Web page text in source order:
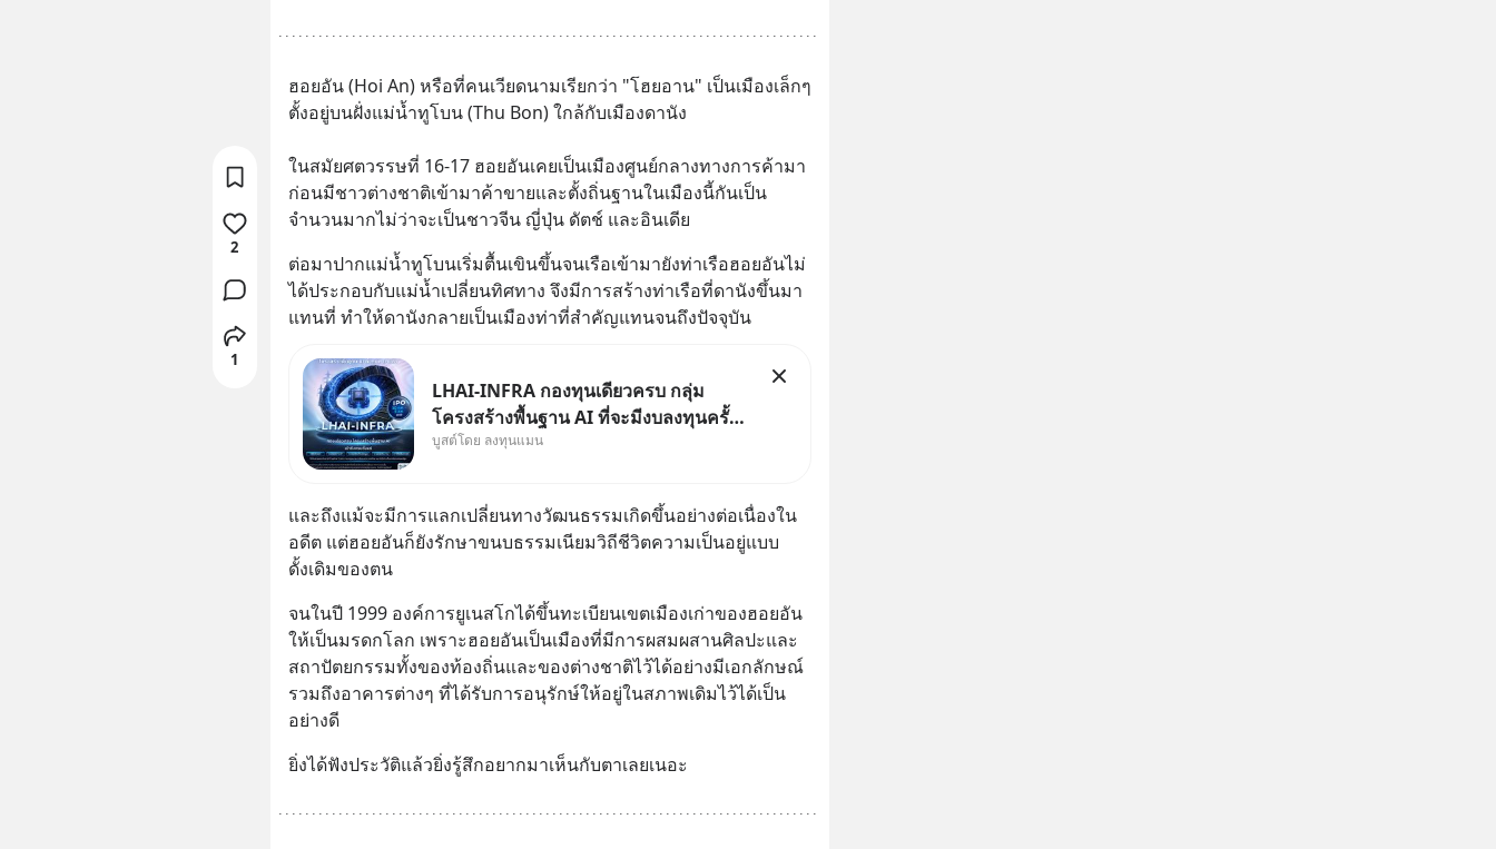
ฮอยอัน (Hoi An) หรือที่คนเวียดนามเรียกว่า "โฮยอาน" เป็นเมืองเล็กๆ
ตั้งอยู่บนฝั่งแม่น้ำทูโบน (Thu Bon) ใกล้กับเมืองดานัง
ในสมัยศตวรรษที่ 16-17 ฮอยอันเคยเป็นเมืองศูนย์กลางทางการค้ามา
ก่อนมีชาวต่างชาติเข้ามาค้าขายและตั้งถิ่นฐานในเมืองนี้กันเป็น
จำนวนมากไม่ว่าจะเป็นชาวจีน ญี่ปุ่น ดัตช์ และอินเดีย
ต่อมาปากแม่น้ำทูโบนเริ่มตื้นเขินขึ้นจนเรือเข้ามายังท่าเรือฮอยอันไม่
ได้ประกอบกับแม่น้ำเปลี่ยนทิศทาง จึงมีการสร้างท่าเรือที่ดานังขึ้นมา
แทนที่ ทำให้ดานังกลายเป็นเมืองท่าที่สำคัญแทนจนถึงปัจจุบัน
LHAI-INFRA กองทุนเดียวครบ กลุ่ม
โครงสร้างพื้นฐาน AI ที่จะมีงบลงทุนครั้ง
ใหญ่ในประวัติศาสตร์ ที่เรียกว่า AI
เดือนที่ผ่านมา แต่ความจริงคือทั่วโลกยัง
เดินหน้าลงทุน AI
บูสต์โดย ลงทุนแมน
และถึงแม้จะมีการแลกเปลี่ยนทางวัฒนธรรมเกิดขึ้นอย่างต่อเนื่องใน
อดีต แต่ฮอยอันก็ยังรักษาขนบธรรมเนียมวิถีชีวิตความเป็นอยู่แบบ
ดั้งเดิมของตน
จนในปี 1999 องค์การยูเนสโกได้ขึ้นทะเบียนเขตเมืองเก่าของฮอยอัน
ให้เป็นมรดกโลก เพราะฮอยอันเป็นเมืองที่มีการผสมผสานศิลปะและ
สถาปัตยกรรมทั้งของท้องถิ่นและของต่างชาติไว้ได้อย่างมีเอกลักษณ์
รวมถึงอาคารต่างๆ ที่ได้รับการอนุรักษ์ให้อยู่ในสภาพเดิมไว้ได้เป็น
อย่างดี
ยิ่งได้ฟังประวัติแล้วยิ่งรู้สึกอยากมาเห็นกับตาเลยเนอะ
2
1